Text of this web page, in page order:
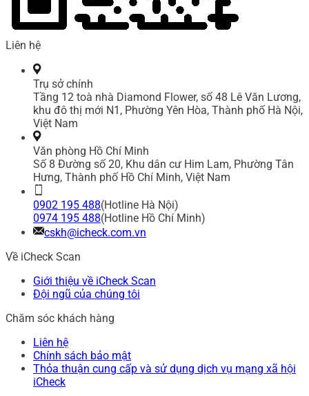
Liên hệ
Trụ sở chính
Tầng 12 toà nhà Diamond Flower, số 48 Lê Văn Lương,
khu đô thị mới N1, Phường Yên Hòa, Thành phố Hà Nội,
Việt Nam
Văn phòng Hồ Chí Minh
Số 8 Đường số 20, Khu dân cư Him Lam, Phường Tân
Hưng, Thành phố Hồ Chí Minh, Việt Nam
0902 195 488(Hotline Hà Nội)
0974 195 488(Hotline Hồ Chí Minh)
cskh@icheck.com.vn
Về iCheck Scan
Giới thiệu về iCheck Scan
Đội ngũ của chúng tôi
Chăm sóc khách hàng
Liên hệ
Chính sách bảo mật
Thỏa thuận cung cấp và sử dụng dịch vụ mạng xã hội
iCheck